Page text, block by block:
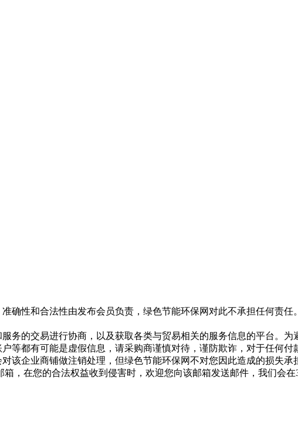
确性和合法性由发布会员负责，绿色节能环保网对此不承担任何责
务的交易进行协商，以及获取各类与贸易相关的服务信息的平台。
等都有可能是虚假信息，请采购商谨慎对待，谨防欺诈，对于任何
该企业商铺做注销处理，但绿色节能环保网不对您因此造成的损失承
箱，在您的合法权益收到侵害时，欢迎您向该邮箱发送邮件，我们会